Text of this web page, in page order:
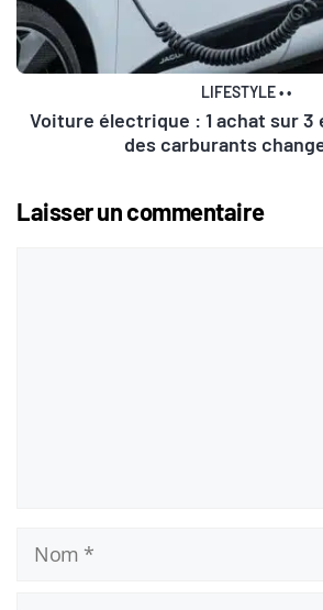
LIFESTYLE••
Voiture électrique : 1 achat sur 3
des carburants
Laisser un commentaire
Nom